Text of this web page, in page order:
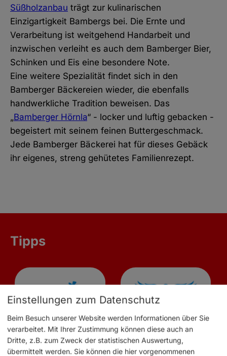
Süßholzanbau trägt zur kulinarischen
Einzigartigkeit Bambergs bei. Die Ernte und
Verarbeitung ist weitgehend Handarbeit und
inzwischen verleiht es auch dem Bamberger Bier,
Schinken und Eis eine besondere Note.
Eine weitere Spezialität findet sich in den
Bamberger Bäckereien wieder, die ebenfalls
handwerkliche Tradition beweisen. Das
„Bamberger Hörnla“ - locker und luftig gebacken -
begeistert mit seinem feinen Buttergeschmack.
Jede Bamberger Bäckerei hat für dieses Gebäck
ihr eigenes, streng gehütetes Familienrezept.
Tipps
Einstellungen zum Datenschutz
Beim Besuch unserer Website werden Informationen über Sie
verarbeitet. Mit Ihrer Zustimmung können diese auch an
Dritte, z.B. zum Zweck der statistischen Auswertung,
übermittelt werden. Sie können die hier vorgenommenen